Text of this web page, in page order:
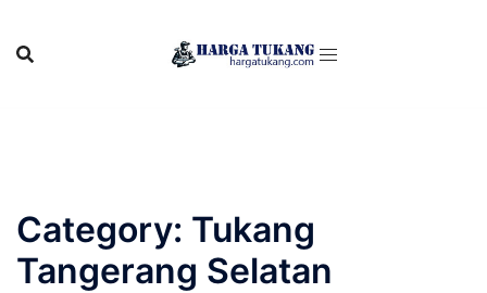
content
Category: Tukang
Tangerang Selatan